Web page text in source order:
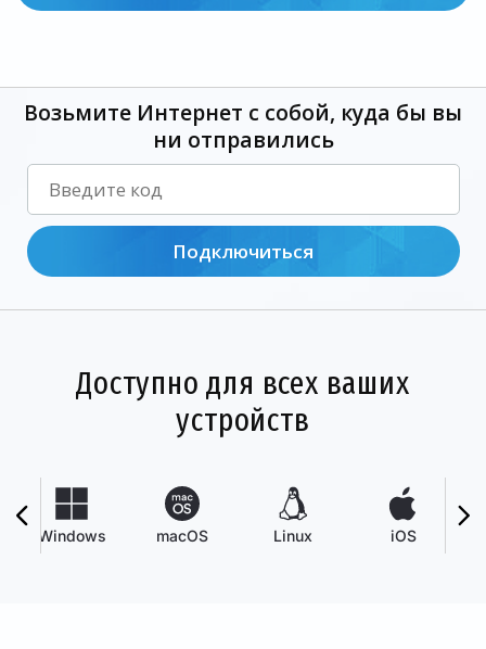
Возьмите Интернет с собой, куда бы вы
ни отправились
Подключиться
Доступно для всех ваших
устройств
Windows macOS Linux iOS